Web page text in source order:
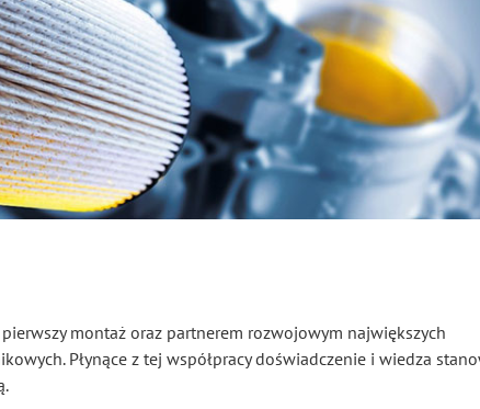
montaż oraz partnerem rozwojowym największych
Płynące z tej współpracy doświadczenie i wiedza